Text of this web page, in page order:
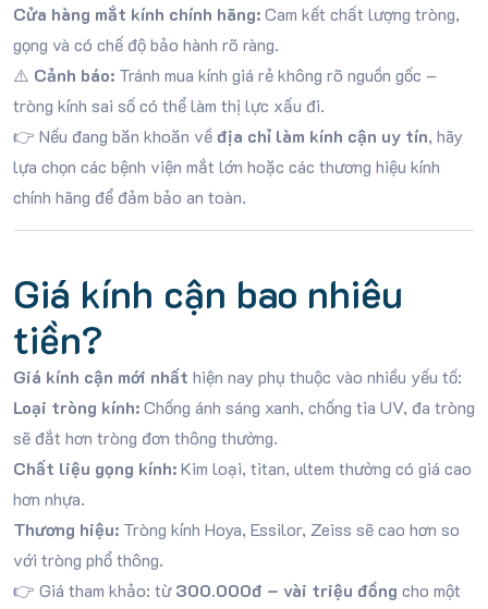
Cửa hàng mắt kính chính hãng:Cam kết chất lượng tròng,
gọng và có chế độ bảo hành rõ ràng.
⚠️ Cảnh báo: Tránh mua kính giá rẻ không rõ nguồn gốc –
tròng kính sai số có thể làm thị lực xấu đi.
👉 Nếu đang băn khoăn về địa chỉ làm kính cận uy tín, hãy
lựa chọn các bệnh viện mắt lớn hoặc các thương hiệu kính
chính hãng để đảm bảo an toàn.
Giá kính cận bao nhiêu
tiền?
Giá kính cận mới nhất hiện nay phụ thuộc vào nhiều yếu tố:
Loại tròng kính:Chống ánh sáng xanh, chống tia UV, đa tròng
sẽ đắt hơn tròng đơn thông thường.
Chất liệu gọng kính:Kim loại, titan, ultem thường có giá cao
hơn nhựa.
Thương hiệu: Tròng kính Hoya, Essilor, Zeiss sẽ cao hơn so
với tròng phổ thông.
👉 Giá tham khảo: từ300.000đ – vài triệu đồng cho một